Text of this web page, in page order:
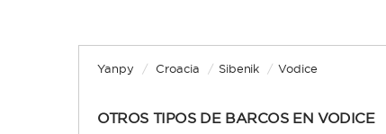
Yanpy / Croacia / Sibenik / Vodice
OTROS TIPOS DE BARCOS EN VODICE